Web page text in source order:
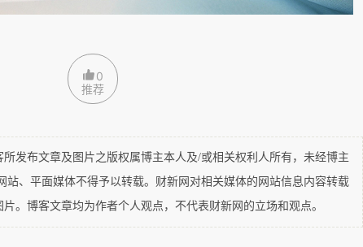
成长性是按照幂次分布而不是线性分布。越聚集，交易频次和
，当时就思考南京西路与小陆家嘴这两个区域的租金成长性
的租金还相对不高，但是它有大量的供应，成长性足够好，而
长性明显优于南京西路，因为后者基本没有新增供应。
是看当前的供给与需求，这些更多是顾问公司几百页
PPT
看到未来的市场格局。丽泽因为周边轨道配套的不给力、规
即便有些地块（如晋商大厦）已经建成，并没有形成有效的
0
推荐
布文章及图片之版权属博主本人及/或相关权利人所有，未经博主
站、平面媒体不得予以转载。财新网对相关媒体的网站信息内容转载
。博客文章均为作者个人观点，不代表财新网的立场和观点。